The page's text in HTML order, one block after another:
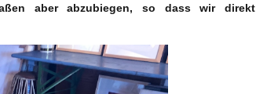
aber abzubiegen, so dass wir direkt